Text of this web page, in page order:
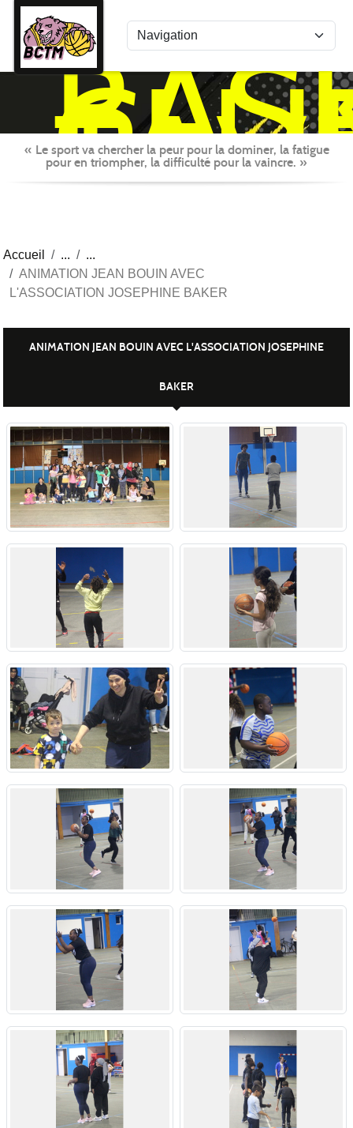
« Le sport va chercher la peur pour la dominer, la fatigue
pour en triompher, la difficulté pour la vaincre. »
Accueil
ANIMATION JEAN BOUIN AVEC
L'ASSOCIATION JOSEPHINE BAKER
ANIMATION JEAN BOUIN AVEC L'ASSOCIATION JOSEPHINE
BAKER
Panneau de gestion des cookies